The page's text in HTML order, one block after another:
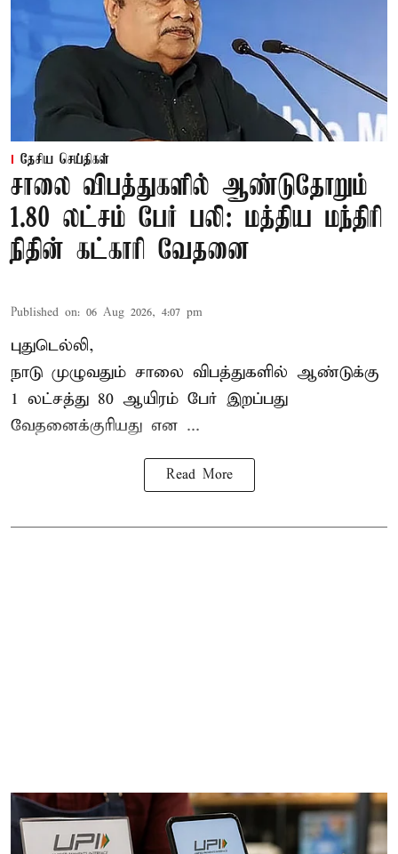
தேசிய செய்திகள்
சாலை விபத்துகளில் ஆண்டுதோறும்
1.80 லட்சம் பேர் பலி: மத்திய மந்திரி
நிதின் கட்காரி வேதனை
Published on: 06 Aug 2026, 4:07 pm
புதுடெல்லி,
நாடு முழுவதும் சாலை விபத்துகளில் ஆண்டுக்கு
1 லட்சத்து 80 ஆயிரம் பேர் இறப்பது
வேதனைக்குரியது என ...
Read More